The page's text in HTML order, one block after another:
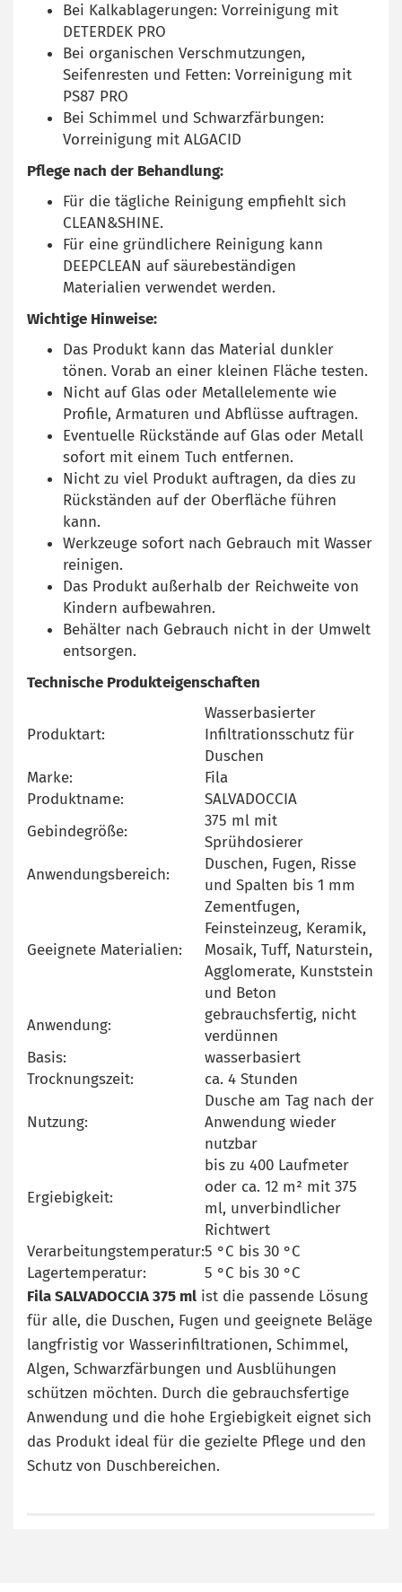
Bei Kalkablagerungen: Vorreinigung mit
DETERDEK PRO
Bei organischen Verschmutzungen,
Seifenresten und Fetten: Vorreinigung mit
PS87 PRO
Bei Schimmel und Schwarzfärbungen:
Vorreinigung mit ALGACID
Pflege nach der Behandlung:
Für die tägliche Reinigung empfiehlt sich
CLEAN&SHINE.
Für eine gründlichere Reinigung kann
DEEPCLEAN auf säurebeständigen
Materialien verwendet werden.
Wichtige Hinweise:
Das Produkt kann das Material dunkler
tönen. Vorab an einer kleinen Fläche testen.
Nicht auf Glas oder Metallelemente wie
Profile, Armaturen und Abflüsse auftragen.
Eventuelle Rückstände auf Glas oder Metall
sofort mit einem Tuch entfernen.
Nicht zu viel Produkt auftragen, da dies zu
Rückständen auf der Oberfläche führen
kann.
Werkzeuge sofort nach Gebrauch mit Wasser
reinigen.
Das Produkt außerhalb der Reichweite von
Kindern aufbewahren.
Behälter nach Gebrauch nicht in der Umwelt
entsorgen.
Technische Produkteigenschaften
Produktart:
Wasserbasierter
Infiltrationsschutz für
Duschen
Marke:
Fila
Produktname:
SALVADOCCIA
Gebindegröße:
375 ml mit
Sprühdosierer
Anwendungsbereich:
Duschen, Fugen, Risse
und Spalten bis 1 mm
Geeignete Materialien:
Zementfugen,
Feinsteinzeug, Keramik,
Mosaik, Tuff, Naturstein,
Agglomerate, Kunststein
und Beton
Anwendung:
gebrauchsfertig, nicht
verdünnen
Basis:
wasserbasiert
Trocknungszeit:
ca. 4 Stunden
Nutzung:
Dusche am Tag nach der
Anwendung wieder
nutzbar
Ergiebigkeit:
bis zu 400 Laufmeter
oder ca. 12 m² mit 375
ml, unverbindlicher
Richtwert
Verarbeitungstemperatur:5 °C bis 30 °C
Lagertemperatur:
5 °C bis 30 °C
Fila SALVADOCCIA 375 ml ist die passende Lösung
für alle, die Duschen, Fugen und geeignete Beläge
langfristig vor Wasserinfiltrationen, Schimmel,
Algen, Schwarzfärbungen und Ausblühungen
schützen möchten. Durch die gebrauchsfertige
Anwendung und die hohe Ergiebigkeit eignet sich
das Produkt ideal für die gezielte Pflege und den
Schutz von Duschbereichen.